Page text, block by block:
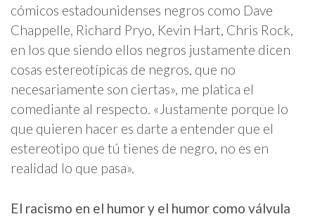
cómicos estadounidenses negros como Dave
Chappelle, Richard Pryo, Kevin Hart, Chris Rock,
en los que siendo ellos negros justamente dicen
cosas estereotípicas de negros, que no
necesariamente son ciertas», me platica el
comediante al respecto. «Justamente porque lo
que quieren hacer es darte a entender que el
estereotipo que tú tienes de negro, no es en
realidad lo que pasa».
El racismo en el humor y el humor como válvula